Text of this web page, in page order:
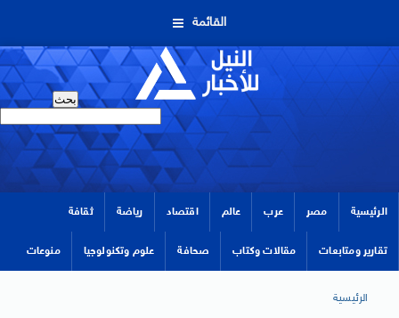
القائمة
الرئيسية مصر عرب عالم اقتصاد رياضة ثقافة
تقارير ومتابعات مقالات وكتاب صحافة علوم وتكنولوجيا منوعات
الرئيسية